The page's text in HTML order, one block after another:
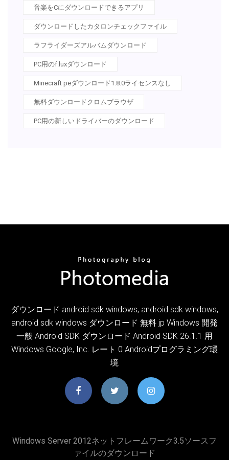
音楽をCにダウンロードできるアプリ
ダウンロードしたカタロンチェックファイル
ラフライダーズアルバムダウンロード
PC用のf.luxダウンロード
Minecraft peダウンロード1.8.0ライセンスなし
無料ダウンロードクロムブラウザ
PC用の新しいドライバーのダウンロード
ダウンロード android sdk windows, android sdk windows,
android sdk windows ダウンロード 無料 jp Windows 開発
一般 Android SDK ダウンロード Android SDK 26.1.1 用
Windows Google, Inc. レート 0 Androidプログラミング環
境
Windows Server 2012ネットフレームワーク3.5ソースフ
ァイルのダウンロード